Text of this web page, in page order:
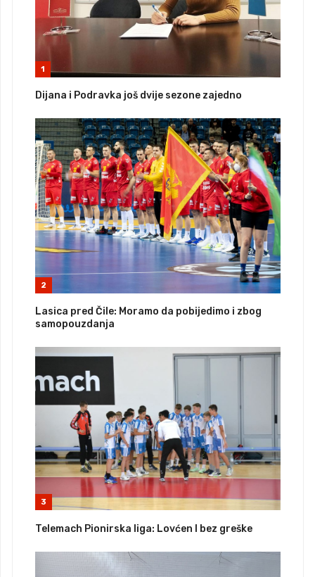
1
Dijana i Podravka još dvije sezone zajedno
2
Lasica pred Čile: Moramo da pobijedimo i zbog
samopouzdanja
3
Telemach Pionirska liga: Lovćen I bez greške